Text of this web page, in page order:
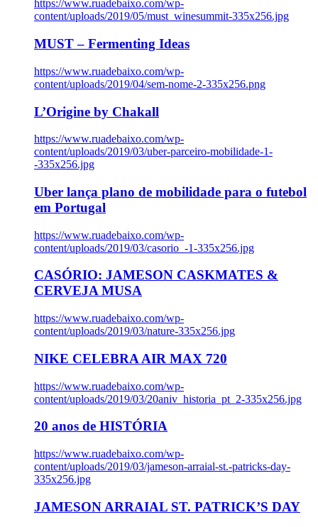
https://www.ruadebaixo.com/wp-
content/uploads/2019/05/must_winesummit-335x256.jpg
MUST – Fermenting Ideas
https://www.ruadebaixo.com/wp-
content/uploads/2019/04/sem-nome-2-335x256.png
L’Origine by Chakall
https://www.ruadebaixo.com/wp-
content/uploads/2019/03/uber-parceiro-mobilidade-1-
-335x256.jpg
Uber lança plano de mobilidade para o futebol
em Portugal
https://www.ruadebaixo.com/wp-
content/uploads/2019/03/casorio_-1-335x256.jpg
CASÓRIO: JAMESON CASKMATES &
CERVEJA MUSA
https://www.ruadebaixo.com/wp-
content/uploads/2019/03/nature-335x256.jpg
NIKE CELEBRA AIR MAX 720
https://www.ruadebaixo.com/wp-
content/uploads/2019/03/20aniv_historia_pt_2-335x256.jpg
20 anos de HISTÓRIA
https://www.ruadebaixo.com/wp-
content/uploads/2019/03/jameson-arraial-st.-patricks-day-
335x256.jpg
JAMESON ARRAIAL ST. PATRICK’S DAY